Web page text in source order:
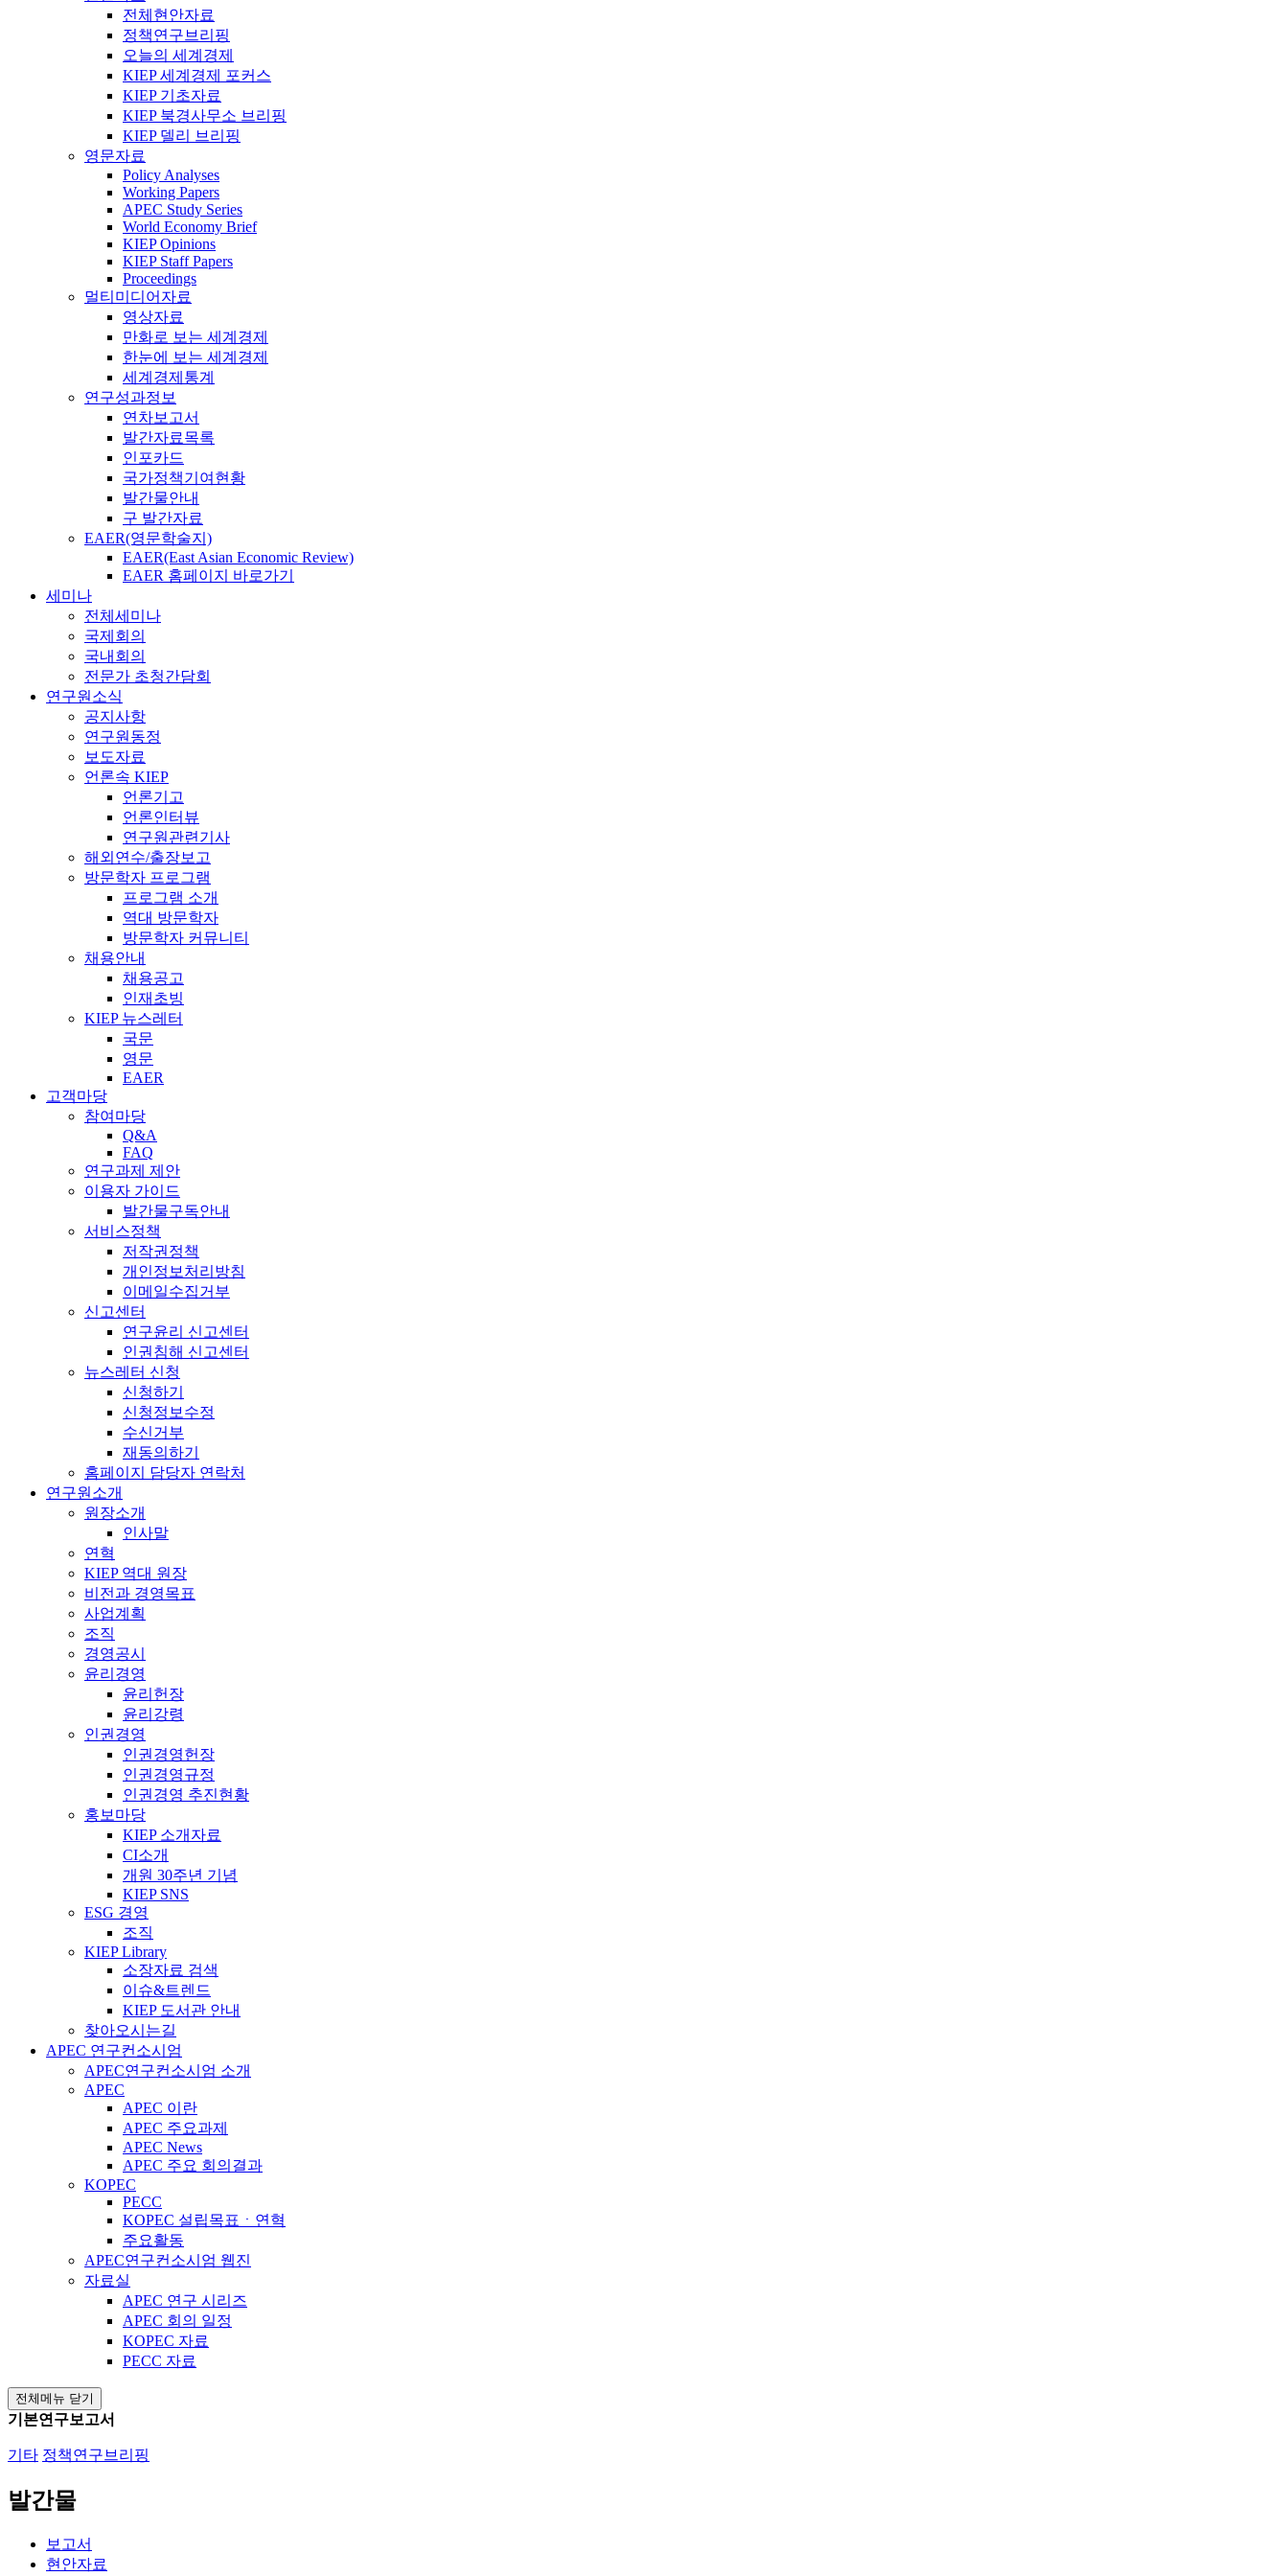
전체현안자료
정책연구브리핑
오늘의 세계경제
KIEP 세계경제 포커스
KIEP 기초자료
KIEP 북경사무소 브리핑
KIEP 델리 브리핑
영문자료
Policy Analyses
Working Papers
APEC Study Series
World Economy Brief
KIEP Opinions
KIEP Staff Papers
Proceedings
멀티미디어자료
영상자료
만화로 보는 세계경제
한눈에 보는 세계경제
세계경제통계
연구성과정보
연차보고서
발간자료목록
인포카드
국가정책기여현황
발간물안내
구 발간자료
EAER(영문학술지)
EAER(East Asian Economic Review)
EAER 홈페이지 바로가기
세미나
전체세미나
국제회의
국내회의
전문가 초청간담회
연구원소식
공지사항
연구원동정
보도자료
언론속 KIEP
언론기고
언론인터뷰
연구원관련기사
해외연수/출장보고
방문학자 프로그램
프로그램 소개
역대 방문학자
방문학자 커뮤니티
채용안내
채용공고
인재초빙
KIEP 뉴스레터
국문
영문
EAER
고객마당
참여마당
Q&A
FAQ
연구과제 제안
이용자 가이드
발간물구독안내
서비스정책
저작권정책
개인정보처리방침
이메일수집거부
신고센터
연구윤리 신고센터
인권침해 신고센터
뉴스레터 신청
신청하기
신청정보수정
수신거부
재동의하기
홈페이지 담당자 연락처
연구원소개
원장소개
인사말
연혁
KIEP 역대 원장
비전과 경영목표
사업계획
조직
경영공시
윤리경영
윤리헌장
윤리강령
인권경영
인권경영헌장
인권경영규정
인권경영 추진현황
홍보마당
KIEP 소개자료
CI소개
개원 30주년 기념
KIEP SNS
ESG 경영
조직
KIEP Library
소장자료 검색
이슈&트렌드
KIEP 도서관 안내
찾아오시는길
APEC 연구컨소시엄
APEC연구컨소시엄 소개
APEC
APEC 이란
APEC 주요과제
APEC News
APEC 주요 회의결과
KOPEC
PECC
KOPEC 설립목표ㆍ연혁
주요활동
APEC연구컨소시엄 웹진
자료실
APEC 연구 시리즈
APEC 회의 일정
KOPEC 자료
PECC 자료
전체메뉴 닫기
기본연구보고서
기타 정책연구브리핑
발간물
보고서
현안자료